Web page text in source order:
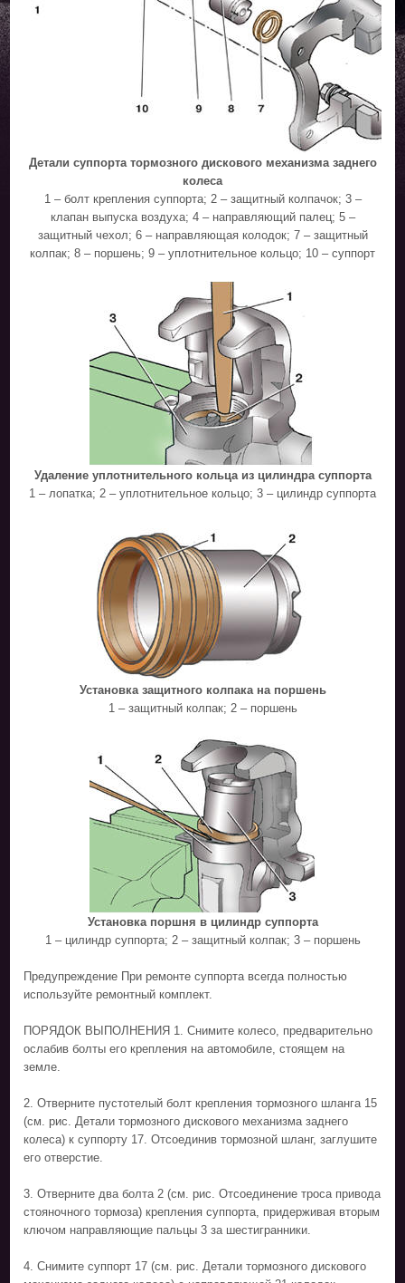
Детали суппорта тормозного дискового механизма заднего
колеса
1 – болт крепления суппорта; 2 – защитный колпачок; 3 –
клапан выпуска воздуха; 4 – направляющий палец; 5 –
защитный чехол; 6 – направляющая колодок; 7 – защитный
колпак; 8 – поршень; 9 – уплотнительное кольцо; 10 – суппорт
Удаление уплотнительного кольца из цилиндра суппорта
1 – лопатка; 2 – уплотнительное кольцо; 3 – цилиндр суппорта
Установка защитного колпака на поршень
1 – защитный колпак; 2 – поршень
Установка поршня в цилиндр суппорта
1 – цилиндр суппорта; 2 – защитный колпак; 3 – поршень
Предупреждение При ремонте суппорта всегда полностью
используйте ремонтный комплект.
ПОРЯДОК ВЫПОЛНЕНИЯ 1. Снимите колесо, предварительно
ослабив болты его крепления на автомобиле, стоящем на
земле.
2. Отверните пустотелый болт крепления тормозного шланга 15
(см. рис. Детали тормозного дискового механизма заднего
колеса) к суппорту 17. Отсоединив тормозной шланг, заглушите
его отверстие.
3. Отверните два болта 2 (см. рис. Отсоединение троса привода
стояночного тормоза) крепления суппорта, придерживая вторым
ключом направляющие пальцы 3 за шестигранники.
4. Снимите суппорт 17 (см. рис. Детали тормозного дискового